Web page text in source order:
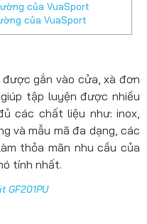
của VuaSport
của VuaSport
gắn vào cửa, xà đơn
tập luyện được nhiều
các chất liệu như: inox,
và mẫu mã đa dạng, các
thỏa mãn nhu cầu của
tính nhất.
GF201PU